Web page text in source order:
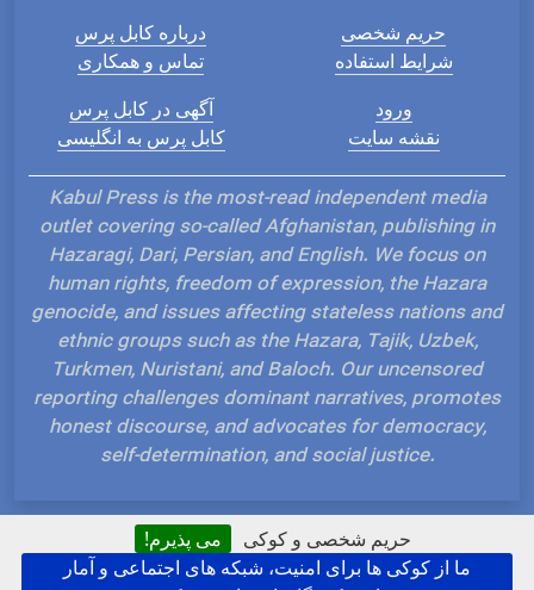
حریم شخصی و کوکی
می پذیرم!
ما از کوکی ها برای امنیت، شبکه های اجتماعی و آمار
درباره کابل پرس
تماس و همکاری
حریم شخصی
شرایط استفاده
آگهی در کابل پرس
کابل پرس به انگلیسی
ورود
نقشه سایت
Kabul Press is the most-read independent media
outlet covering so-called Afghanistan, publishing in
Hazaragi, Dari, Persian, and English. We focus on
human rights, freedom of expression, the Hazara
genocide, and issues affecting stateless nations and
ethnic groups such as the Hazara, Tajik, Uzbek,
Turkmen, Nuristani, and Baloch. Our uncensored
reporting challenges dominant narratives, promotes
honest discourse, and advocates for democracy,
self-determination, and social justice.
Hosted and Developed by IP Plans